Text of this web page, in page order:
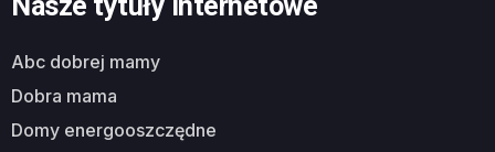
abc dobrej mamy
dobra mama
domy energooszczędne